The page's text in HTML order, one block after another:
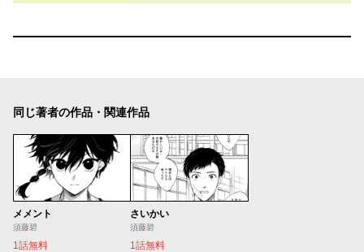
同じ著者の作品・関連作品
メメント
須藤碧
1話無料
さいかい
須藤碧
1話無料